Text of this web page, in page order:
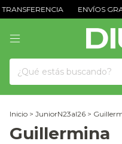
ENVÍOS
Inicio > JuniorN23al26 >
Guillermina